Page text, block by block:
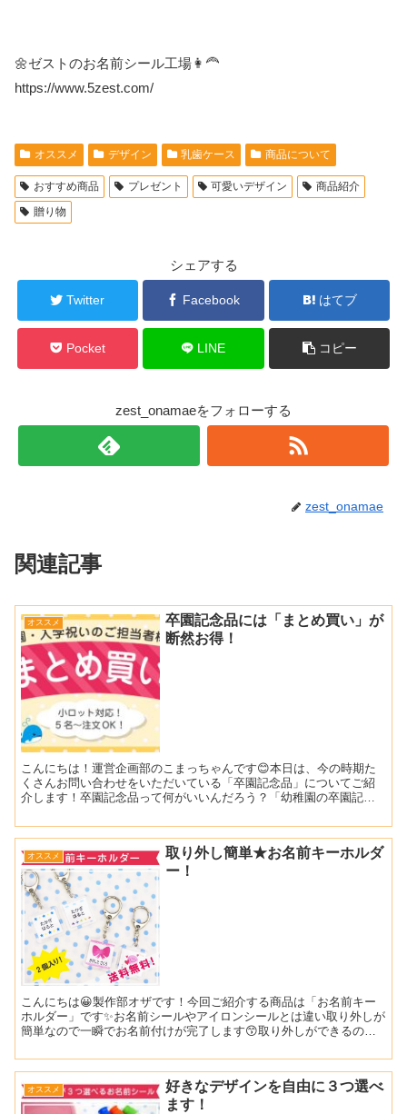
🌼ゼストのお名前シール工場👩‍🦰
https://www.5zest.com/
オススメ デザイン 乳歯ケース 商品について
おすすめ商品 プレゼント 可愛いデザイン
商品紹介
贈り物
シェアする
Twitter Facebook はてブ
Pocket LINE コピー
zest_onamaeをフォローする
zest_onamae
関連記事
オススメ
卒園記念品には「まとめ買い」が
断然お得！
こんにちは！運営企画部のこまっちゃんです😊本日は、今の時期た
くさんお問い合わせをいただいている「卒園記念品」についてご紹
介します！卒園記念品って何がいいんだろう？「幼稚園の卒園記念
そ...
オススメ
取り外し簡単★お名前キーホルダ
ー！
こんにちは😀製作部オザです！今回ご紹介する商品は「お名前キー
ホルダー」です✨お名前シールやアイロンシールとは違い取り外しが
簡単なので一瞬でお名前付けが完了します😙取り外しができるので
オススメ
好きなデザインを自由に３つ選べ
ます！